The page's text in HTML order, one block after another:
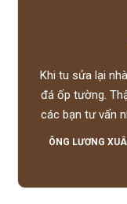
Khi tu sửa lại
đá ốp tường.
các bạn tư vấn
lượng
ÔNG LƯƠNG